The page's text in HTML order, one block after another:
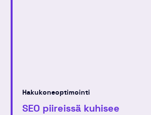
Hakukoneoptimointi
SEO piireissä kuhisee